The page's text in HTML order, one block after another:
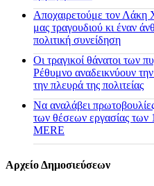
Αποχαιρετούμε τον Λάκη
μας τραγουδιού κι έναν
πολιτική συνείδηση
Οι τραγικοί θάνατοι των
Ρέθυμνο αναδεικνύουν
την πλευρά της πολιτείας
Να αναλάβει
των θέσεων εργασίας των
MERE
Αρχείο Δημοσιεύσεων